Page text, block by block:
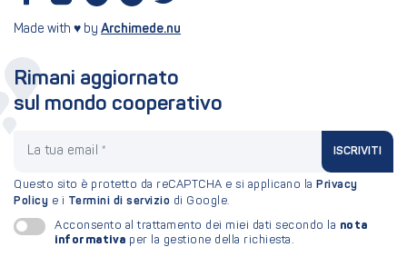
Made with ♥ by Archimede.nu
Rimani aggiornato
sul mondo cooperativo
ISCRIVITI
Questo sito è protetto da reCAPTCHA e si applicano la Privacy
Policy e i Termini di servizio di Google.
Acconsento al trattamento dei miei dati secondo la nota
informativa per la gestione della richiesta.